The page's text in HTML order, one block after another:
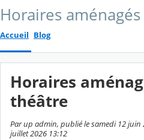
Horaires
Accueil Blog
Horaires
théâtre
Par up admin, publié le samedi 12 juin
juillet 2026 13:12